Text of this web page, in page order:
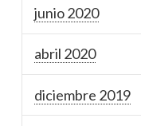
junio 2020
abril 2020
diciembre 2019